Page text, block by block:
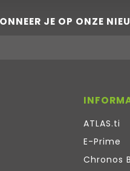
JE OP ONZE
ATLAS.ti
E-Prime
Chronos